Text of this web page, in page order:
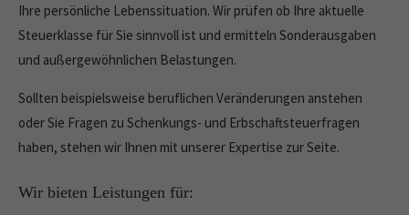
Ihre persönliche Lebenssituation. Wir prüfen ob Ihre aktuelle
Steuerklasse für Sie sinnvoll ist und ermitteln Sonderausgaben
und außergewöhnlichen Belastungen.
Sollten beispielsweise beruflichen Veränderungen anstehen
oder Sie Fragen zu Schenkungs- und Erbschaftsteuerfragen
haben, stehen wir Ihnen mit unserer Expertise zur Seite.
Wir bieten Leistungen für: